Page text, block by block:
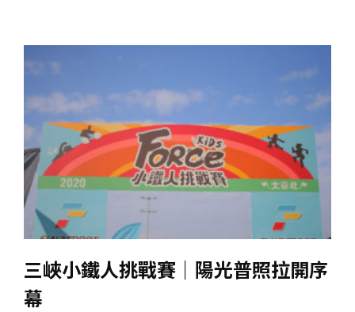
三峽小鐵人挑戰賽｜陽光普照拉開序
幕